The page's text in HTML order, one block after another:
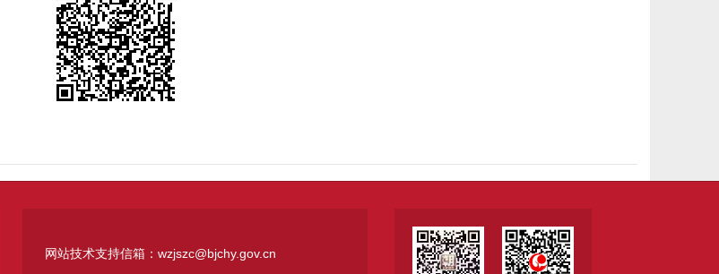
网站技术支持信箱：wzjszc@bjchy.gov.cn